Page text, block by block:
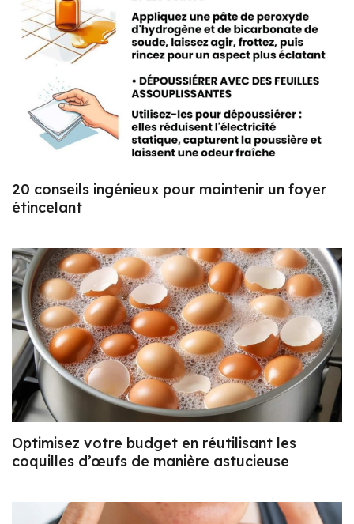
20 conseils ingénieux pour maintenir un foyer
étincelant
Optimisez votre budget en réutilisant les
coquilles d’œufs de manière astucieuse